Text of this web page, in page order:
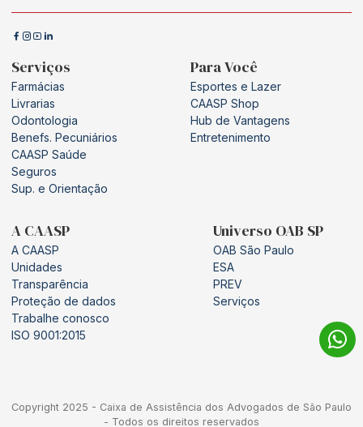
Serviços
Farmácias
Livrarias
Odontologia
Benefs. Pecuniários
CAASP Saúde
Seguros
Sup. e Orientação
Para Você
Esportes e Lazer
CAASP Shop
Hub de Vantagens
Entretenimento
A CAASP
A CAASP
Unidades
Transparência
Proteção de dados
Trabalhe conosco
ISO 9001:2015
Universo OAB SP
OAB São Paulo
ESA
PREV
Serviços
Copyright 2025 - Caixa de Assistência dos Advogados de São Paulo
- Todos os direitos reservados